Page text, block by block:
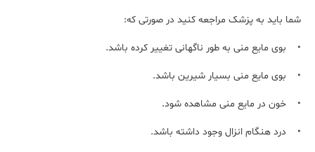
شما باید به پزشک مراجعه کنید در صورتی که:
• بوی مایع منی به طور ناگهانی تغییر کرده باشد.
• بوی مایع منی بسیار شیرین باشد.
• خون در مایع منی مشاهده شود.
• درد هنگام انزال وجود داشته باشد.